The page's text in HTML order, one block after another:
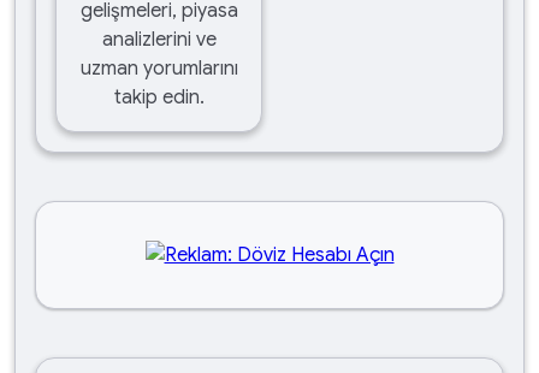
gelişmeleri, piyasa
analizlerini ve
uzman yorumlarını
takip edin.